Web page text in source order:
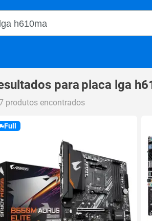
Magalu
para placa lga
produtos encontrados
Full